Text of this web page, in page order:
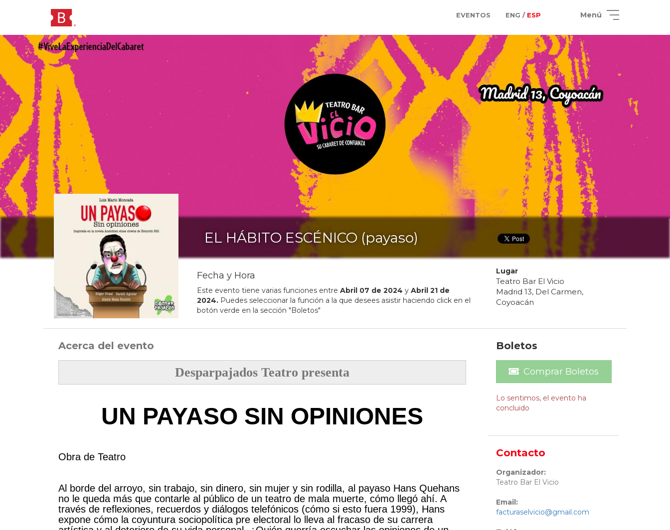
EVENTOS ENG / ESP Menú
EL HÁBITO ESCÉNICO (payaso)
Fecha y Hora
Este evento tiene varias funciones entre Abril 07 de 2024 y Abril 21de
2024.Puedes seleccionar la función a la que desees asistir haciendo click en el
botón verde en la sección "Boletos"
Lugar
Teatro Bar El Vicio
Madrid 13, Del Carmen,
Coyoacán
Acerca del evento
Desparpajados Teatro presenta
UN PAYASO SIN OPINIONES
Obra de Teatro
Al borde del arroyo, sin trabajo, sin dinero, sin mujer y sin rodilla, al payaso Hans Quehans
no le queda más que contarle al público de un teatro de mala muerte, cómo llegó ahí. A
través de reflexiones, recuerdos y diálogos telefónicos (cómo si esto fuera 1999), Hans
expone cómo la coyuntura sociopolítica pre electoral lo lleva al fracaso de su carrera
Boletos
Comprar Boletos
Lo sentimos, el evento ha
concluido
Contacto
Organizador:
Teatro Bar El Vicio
Email:
facturaselvicio@gmail.com